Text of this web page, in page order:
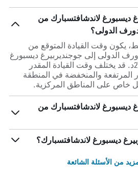
ديسبورغ لاندشافتسبارك من
الدولى؟
35.5 كم فقط، يكون وقت القيادة المتوقع من
الدولى إلى جوجنديربيرغ ديسبورغ
لاندشافتسبارك هو 0س 27د. قد يختلف وقت القيادة المقدر
المرتفعة والمنخفضة في المنطقة
خاص على المناطق المركزية.
ديسبورغ لاندشافتسبارك من
ديسبورغ لاندشافتسبارك؟
من الأسئلة الشائعة